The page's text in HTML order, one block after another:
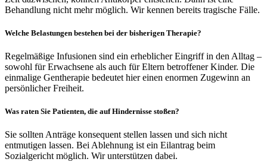
Behandlung nicht mehr möglich. Wir kennen bereits tragische Fälle.
Welche Belastungen bestehen bei der bisherigen Therapie?
Regelmäßige Infusionen sind ein erheblicher Eingriff in den Alltag –
sowohl für Erwachsene als auch für Eltern betroffener Kinder. Die
einmalige Gentherapie bedeutet hier einen enormen Zugewinn an
persönlicher Freiheit.
Was raten Sie Patienten, die auf Hindernisse stoßen?
Sie sollten Anträge konsequent stellen lassen und sich nicht
entmutigen lassen. Bei Ablehnung ist ein Eilantrag beim
Sozialgericht möglich. Wir unterstützen dabei.